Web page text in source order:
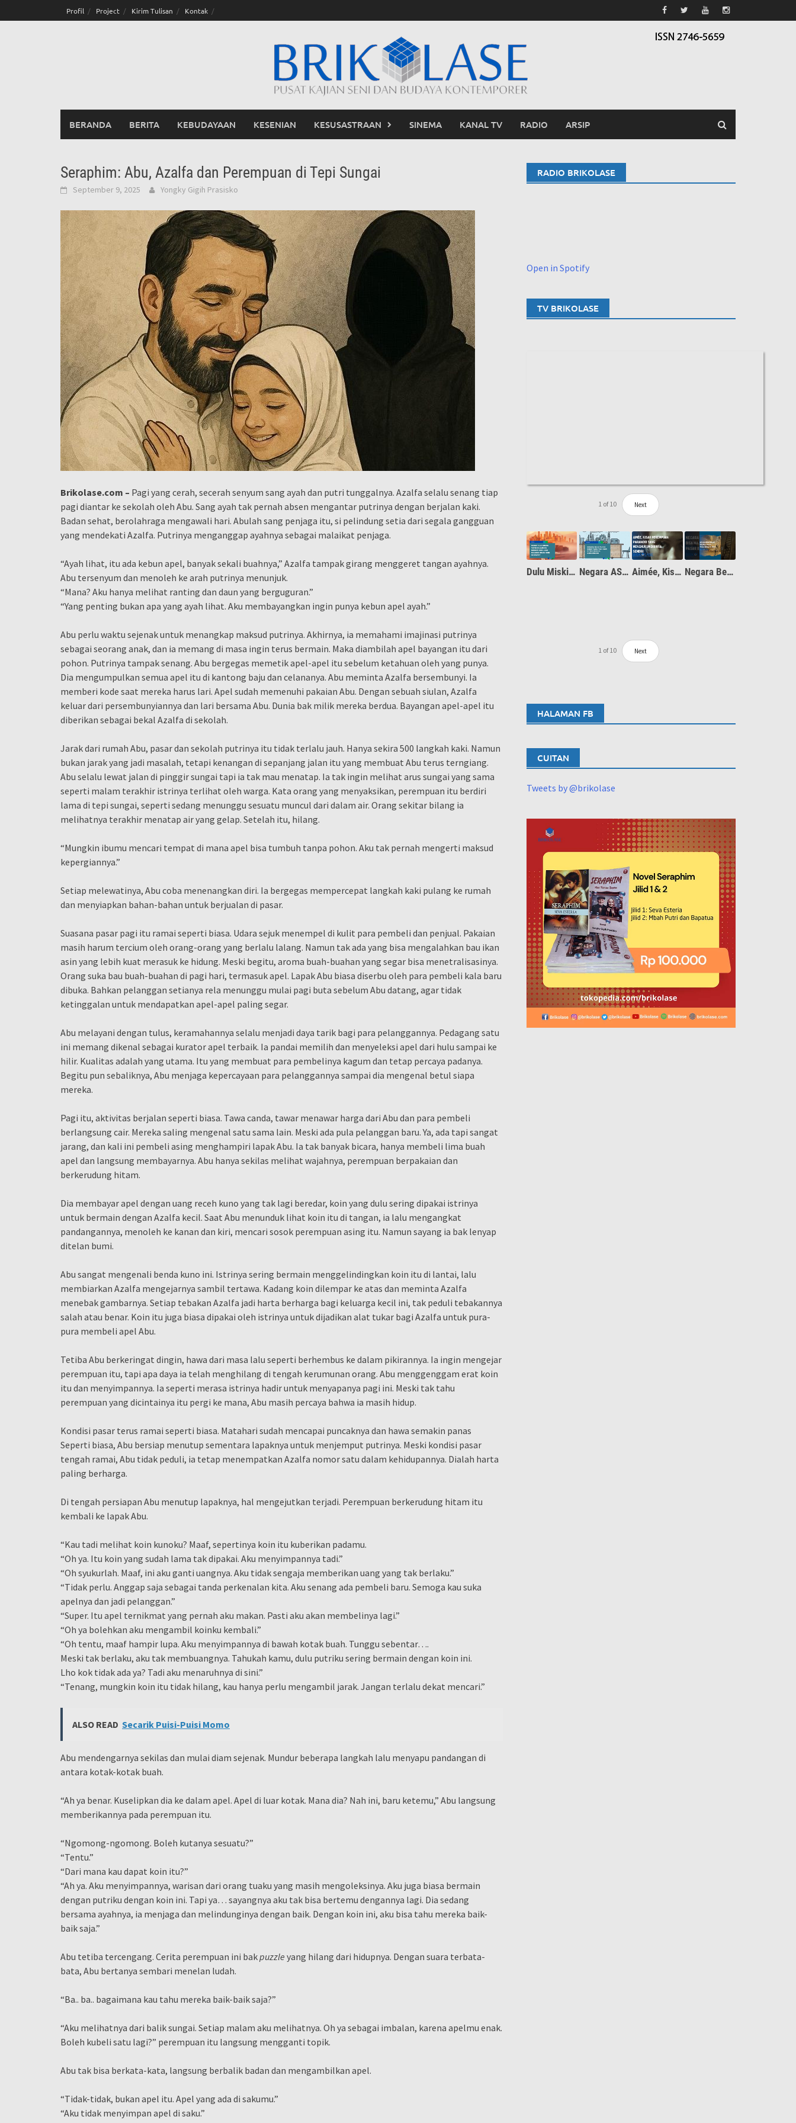
to
Profil Project Kirim Tulisan Kontak
BERANDA BERITA KEBUDAYAAN KESENIAN KESUSASTRAAN SINEMA KANAL TV RADIO ARSIP
Seraphim: Abu, Azalfa dan Perempuan di Tepi Sungai
September 9, 2025 Yongky Gigih Prasisko
Brikolase.com – Pagi yang cerah, secerah senyum sang ayah dan putri tunggalnya. Azalfa selalu senang tiap
pagi diantar ke sekolah oleh Abu. Sang ayah tak pernah absen mengantar putrinya dengan berjalan kaki.
Badan sehat, berolahraga mengawali hari. Abulah sang penjaga itu, si pelindung setia dari segala gangguan
yang mendekati Azalfa. Putrinya menganggap ayahnya sebagai malaikat penjaga.
“Ayah lihat, itu ada kebun apel, banyak sekali buahnya,” Azalfa tampak girang menggeret tangan ayahnya.
Abu tersenyum dan menoleh ke arah putrinya menunjuk.
“Mana? Aku hanya melihat ranting dan daun yang berguguran.”
“Yang penting bukan apa yang ayah lihat. Aku membayangkan ingin punya kebun apel ayah.”
Abu perlu waktu sejenak untuk menangkap maksud putrinya. Akhirnya, ia memahami imajinasi putrinya
sebagai seorang anak, dan ia memang di masa ingin terus bermain. Maka diambilah apel bayangan itu dari
pohon. Putrinya tampak senang. Abu bergegas memetik apel-apel itu sebelum ketahuan oleh yang punya.
Dia mengumpulkan semua apel itu di kantong baju dan celananya. Abu meminta Azalfa bersembunyi. Ia
memberi kode saat mereka harus lari. Apel sudah memenuhi pakaian Abu. Dengan sebuah siulan, Azalfa
keluar dari persembunyiannya dan lari bersama Abu. Dunia bak milik mereka berdua. Bayangan apel-apel itu
diberikan sebagai bekal Azalfa di sekolah.
Jarak dari rumah Abu, pasar dan sekolah putrinya itu tidak terlalu jauh. Hanya sekira 500 langkah kaki. Namun
bukan jarak yang jadi masalah, tetapi kenangan di sepanjang jalan itu yang membuat Abu terus terngiang.
Abu selalu lewat jalan di pinggir sungai tapi ia tak mau menatap. Ia tak ingin melihat arus sungai yang sama
seperti malam terakhir istrinya terlihat oleh warga. Kata orang yang menyaksikan, perempuan itu berdiri
lama di tepi sungai, seperti sedang menunggu sesuatu muncul dari dalam air. Orang sekitar bilang ia
melihatnya terakhir menatap air yang gelap. Setelah itu, hilang.
“Mungkin ibumu mencari tempat di mana apel bisa tumbuh tanpa pohon. Aku tak pernah mengerti maksud
kepergiannya.”
Setiap melewatinya, Abu coba menenangkan diri. Ia bergegas mempercepat langkah kaki pulang ke rumah
dan menyiapkan bahan-bahan untuk berjualan di pasar.
Suasana pasar pagi itu ramai seperti biasa. Udara sejuk menempel di kulit para pembeli dan penjual. Pakaian
masih harum tercium oleh orang-orang yang berlalu lalang. Namun tak ada yang bisa mengalahkan bau ikan
asin yang lebih kuat merasuk ke hidung. Meski begitu, aroma buah-buahan yang segar bisa menetralisasinya.
Orang suka bau buah-buahan di pagi hari, termasuk apel. Lapak Abu biasa diserbu oleh para pembeli kala baru
dibuka. Bahkan pelanggan setianya rela menunggu mulai pagi buta sebelum Abu datang, agar tidak
ketinggalan untuk mendapatkan apel-apel paling segar.
Abu melayani dengan tulus, keramahannya selalu menjadi daya tarik bagi para pelanggannya. Pedagang satu
ini memang dikenal sebagai kurator apel terbaik. Ia pandai memilih dan menyeleksi apel dari hulu sampai ke
hilir. Kualitas adalah yang utama. Itu yang membuat para pembelinya kagum dan tetap percaya padanya.
Begitu pun sebaliknya, Abu menjaga kepercayaan para pelanggannya sampai dia mengenal betul siapa
mereka.
Pagi itu, aktivitas berjalan seperti biasa. Tawa canda, tawar menawar harga dari Abu dan para pembeli
berlangsung cair. Mereka saling mengenal satu sama lain. Meski ada pula pelanggan baru. Ya, ada tapi sangat
jarang, dan kali ini pembeli asing menghampiri lapak Abu. Ia tak banyak bicara, hanya membeli lima buah
apel dan langsung membayarnya. Abu hanya sekilas melihat wajahnya, perempuan berpakaian dan
berkerudung hitam.
Dia membayar apel dengan uang receh kuno yang tak lagi beredar, koin yang dulu sering dipakai istrinya
untuk bermain dengan Azalfa kecil. Saat Abu menunduk lihat koin itu di tangan, ia lalu mengangkat
pandangannya, menoleh ke kanan dan kiri, mencari sosok perempuan asing itu. Namun sayang ia bak lenyap
ditelan bumi.
Abu sangat mengenali benda kuno ini. Istrinya sering bermain menggelindingkan koin itu di lantai, lalu
membiarkan Azalfa mengejarnya sambil tertawa. Kadang koin dilempar ke atas dan meminta Azalfa
menebak gambarnya. Setiap tebakan Azalfa jadi harta berharga bagi keluarga kecil ini, tak peduli tebakannya
salah atau benar. Koin itu juga biasa dipakai oleh istrinya untuk dijadikan alat tukar bagi Azalfa untuk pura-
pura membeli apel Abu.
Tetiba Abu berkeringat dingin, hawa dari masa lalu seperti berhembus ke dalam pikirannya. Ia ingin mengejar
perempuan itu, tapi apa daya ia telah menghilang di tengah kerumunan orang. Abu menggenggam erat koin
itu dan menyimpannya. Ia seperti merasa istrinya hadir untuk menyapanya pagi ini. Meski tak tahu
perempuan yang dicintainya itu pergi ke mana, Abu masih percaya bahwa ia masih hidup.
Kondisi pasar terus ramai seperti biasa. Matahari sudah mencapai puncaknya dan hawa semakin panas
Seperti biasa, Abu bersiap menutup sementara lapaknya untuk menjemput putrinya. Meski kondisi pasar
tengah ramai, Abu tidak peduli, ia tetap menempatkan Azalfa nomor satu dalam kehidupannya. Dialah harta
paling berharga.
Di tengah persiapan Abu menutup lapaknya, hal mengejutkan terjadi. Perempuan berkerudung hitam itu
kembali ke lapak Abu.
“Kau tadi melihat koin kunoku? Maaf, sepertinya koin itu kuberikan padamu.
“Oh ya. Itu koin yang sudah lama tak dipakai. Aku menyimpannya tadi.”
“Oh syukurlah. Maaf, ini aku ganti uangnya. Aku tidak sengaja memberikan uang yang tak berlaku.”
“Tidak perlu. Anggap saja sebagai tanda perkenalan kita. Aku senang ada pembeli baru. Semoga kau suka
apelnya dan jadi pelanggan.”
“Super. Itu apel ternikmat yang pernah aku makan. Pasti aku akan membelinya lagi.”
“Oh ya bolehkan aku mengambil koinku kembali.”
“Oh tentu, maaf hampir lupa. Aku menyimpannya di bawah kotak buah. Tunggu sebentar….
Meski tak berlaku, aku tak membuangnya. Tahukah kamu, dulu putriku sering bermain dengan koin ini.
Lho kok tidak ada ya? Tadi aku menaruhnya di sini.”
“Tenang, mungkin koin itu tidak hilang, kau hanya perlu mengambil jarak. Jangan terlalu dekat mencari.”
ALSO READ Secarik Puisi-Puisi Momo
Abu mendengarnya sekilas dan mulai diam sejenak. Mundur beberapa langkah lalu menyapu pandangan di
antara kotak-kotak buah.
“Ah ya benar. Kuselipkan dia ke dalam apel. Apel di luar kotak. Mana dia? Nah ini, baru ketemu,” Abu langsung
memberikannya pada perempuan itu.
“Ngomong-ngomong. Boleh kutanya sesuatu?”
“Tentu.”
“Dari mana kau dapat koin itu?”
“Ah ya. Aku menyimpannya, warisan dari orang tuaku yang masih mengoleksinya. Aku juga biasa bermain
dengan putriku dengan koin ini. Tapi ya… sayangnya aku tak bisa bertemu dengannya lagi. Dia sedang
bersama ayahnya, ia menjaga dan melindunginya dengan baik. Dengan koin ini, aku bisa tahu mereka baik-
baik saja.”
Abu tetiba tercengang. Cerita perempuan ini bakpuzzle yang hilang dari hidupnya. Dengan suara terbata-
bata, Abu bertanya sembari menelan ludah.
“Ba.. ba.. bagaimana kau tahu mereka baik-baik saja?”
“Aku melihatnya dari balik sungai. Setiap malam aku melihatnya. Oh ya sebagai imbalan, karena apelmu enak.
Boleh kubeli satu lagi?” perempuan itu langsung mengganti topik.
Abu tak bisa berkata-kata, langsung berbalik badan dan mengambilkan apel.
“Tidak-tidak, bukan apel itu. Apel yang ada di sakumu.”
“Aku tidak menyimpan apel di saku.”
RADIO BRIKOLASE
Open in Spotify
TV BRIKOLASE
1 of10 Next
Dulu Miskin, Apa Resep Rahasia China Jadi Negara Maju dan Inovatif? Negara AS dan Inggris Pakai Resep Maju yang Tak Ingin Dipakai Negara Berkembang Aimée, Kisah Perempuan Paranoid yang Diteliti Psikoanalis, Jacques Lacan Negara Berkembang Bisa Maju Pakai Pasar Bebas itu Mitos
1 of10 Next
HALAMAN FB
CUITAN
Tweets by @brikolase